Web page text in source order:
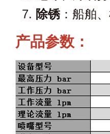
除锈：船舶
产品参数：